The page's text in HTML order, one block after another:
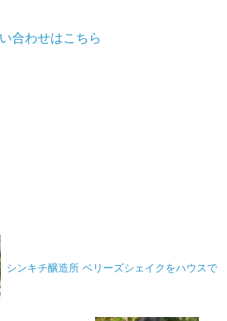
合わせはこちら
シンキチ醸造所 ベリーズシェイクをハウスで